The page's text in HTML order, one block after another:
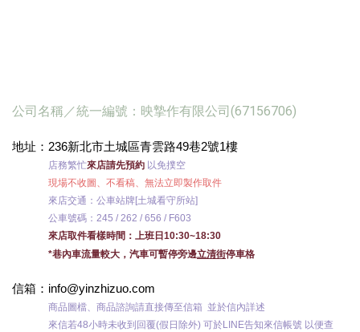
公司名稱／統一編號：映摯作有限公司(67156706)
地址： 236新北市土城區青雲路49巷2號1樓
店務繁忙來店請先預約 以免撲空
現場不收圖、不看稿、無法立即製作取件
來店交通：公車站牌[土城看守所站]
公車號碼：245 / 262 / 656 / F603
來店取件看樣時間：上班日10:30~18:30
*巷內車流量較大，汽車可暫停旁邊立清街停車格
信箱：info@yinzhizuo.com
商品圖檔、商品諮詢請直接傳至信箱 並於信內詳述
來信若48小時未收到回覆(假日除外) 可於LINE告知來信帳號 以便查